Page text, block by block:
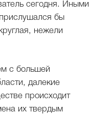
сегодня. Иными
бы
нежели
с большей
далекие
происходит
их твердым